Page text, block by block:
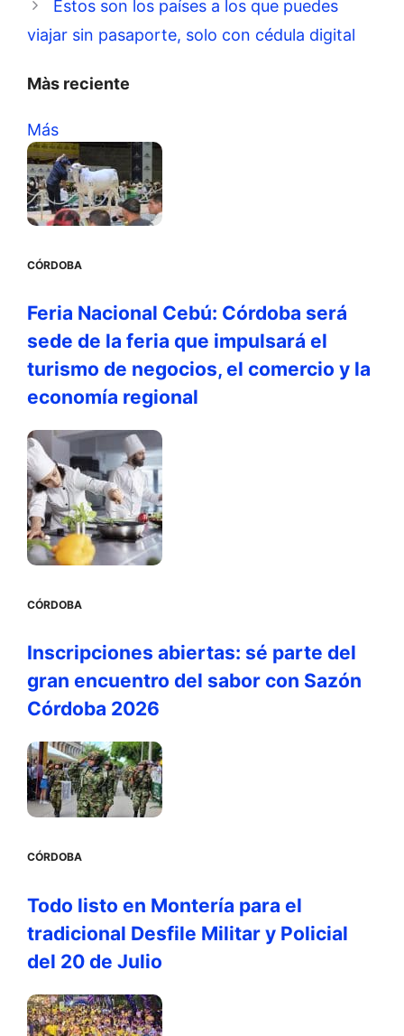
Estos son los países a los que puedes
viajar sin pasaporte, solo con cédula digital
Màs reciente
Más
CÓRDOBA
Feria Nacional Cebú: Córdoba será
sede de la feria que impulsará el
turismo de negocios, el comercio y la
economía regional
CÓRDOBA
Inscripciones abiertas: sé parte del
gran encuentro del sabor con Sazón
Córdoba 2026
CÓRDOBA
Todo listo en Montería para el
tradicional Desfile Militar y Policial
del 20 de Julio